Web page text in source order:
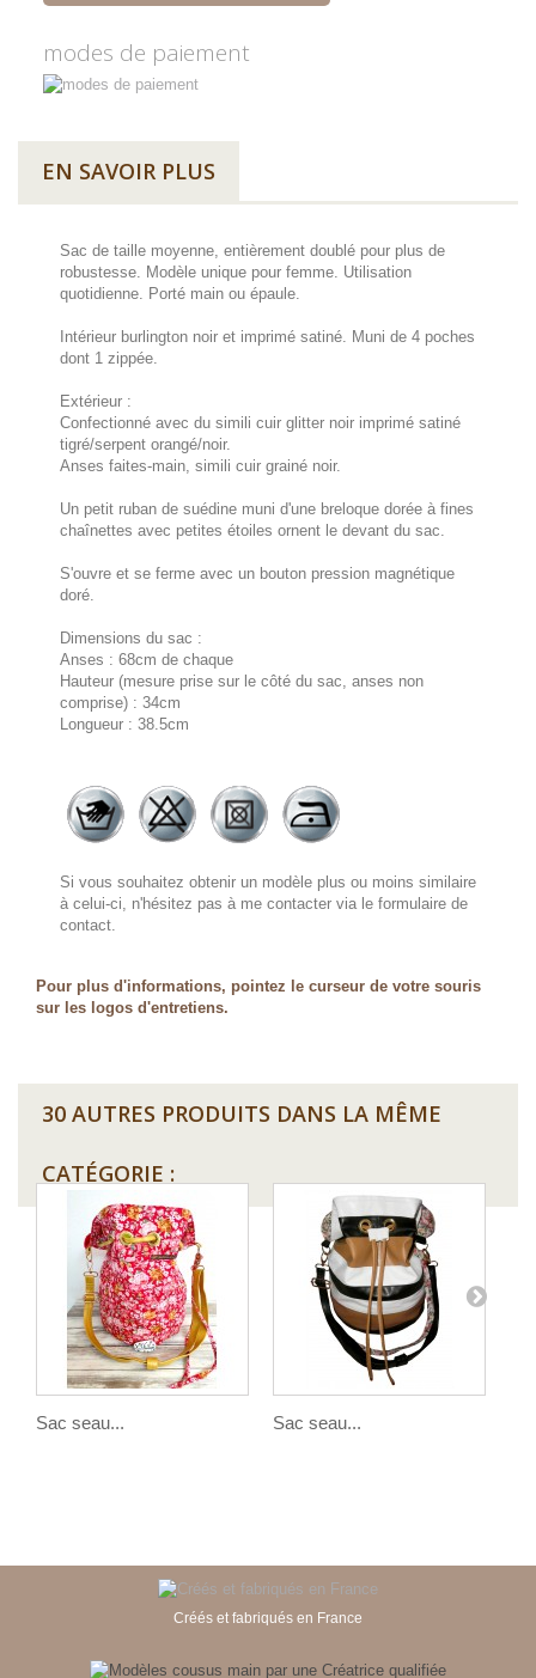
modes de paiement
EN SAVOIR PLUS
Sac de taille moyenne, entièrement doublé pour plus de
robustesse. Modèle unique pour femme. Utilisation
quotidienne. Porté main ou épaule.
Intérieur burlington noir et imprimé satiné. Muni de 4 poches
dont 1 zippée.
Extérieur :
Confectionné avec du simili cuir glitter noir imprimé satiné
tigré/serpent orangé/noir.
Anses faites-main, simili cuir grainé noir.
Un petit ruban de suédine muni d'une breloque dorée à fines
chaînettes avec petites étoiles ornent le devant du sac.
S'ouvre et se ferme avec un bouton pression magnétique
doré.
Dimensions du sac :
Anses : 68cm de chaque
Hauteur (mesure prise sur le côté du sac, anses non
comprise) : 34cm
Longueur : 38.5cm
Si vous souhaitez obtenir un modèle plus ou moins similaire
à celui-ci, n'hésitez pas à me contacter via le formulaire de
contact.
Pour plus d'informations, pointez le curseur de votre souris
sur les logos d'entretiens.
30 AUTRES PRODUITS DANS LA MÊME
CATÉGORIE :
Sac seau... Sac seau...
Créés et fabriqués en France